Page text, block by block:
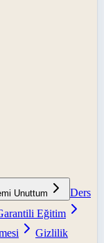
Unuttum
Ders
Eğitim
Gizlilik